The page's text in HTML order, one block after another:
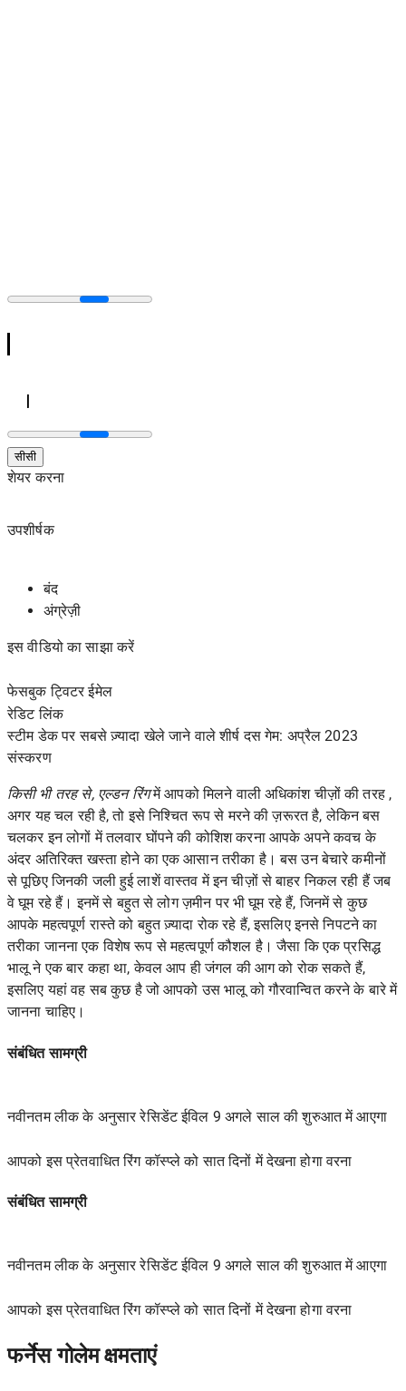
सीसी
शेयर करना
उपशीर्षक
बंद
अंग्रेज़ी
इस वीडियो का साझा करें
फेसबुक ट्विटर ईमेल
रेडिटलिंक
स्टीम डेक पर सबसे ज़्यादा खेले जाने वाले शीर्ष दस गेम: अप्रैल 2023
संस्करण
किसी भी तरह से, एल्डन रिंगमें आपको मिलने वाली अधिकांश चीज़ों की तरह ,
अगर यह चल रही है, तो इसे निश्चित रूप से मरने की ज़रूरत है, लेकिन बस
चलकर इन लोगों में तलवार घोंपने की कोशिश करना आपके अपने कवच के
अंदर अतिरिक्त खस्ता होने का एक आसान तरीका है। बस उन बेचारे कमीनों
से पूछिए जिनकी जली हुई लाशें वास्तव में इन चीज़ों से बाहर निकल रही हैं जब
वे घूम रहे हैं। इनमें से बहुत से लोग ज़मीन पर भी घूम रहे हैं, जिनमें से कुछ
आपके महत्वपूर्ण रास्ते को बहुत ज़्यादा रोक रहे हैं, इसलिए इनसे निपटने का
तरीका जानना एक विशेष रूप से महत्वपूर्ण कौशल है। जैसा कि एक प्रसिद्ध
भालू ने एक बार कहा था, केवल आप ही जंगल की आग को रोक सकते हैं,
इसलिए यहां वह सब कुछ है जो आपको उस भालू को गौरवान्वित करने के बारे में
जानना चाहिए।
संबंधित सामग्री
नवीनतम लीक के अनुसार रेसिडेंट ईविल 9 अगले साल की शुरुआत में आएगा
आपको इस प्रेतवाधित रिंग कॉस्प्ले को सात दिनों में देखना होगा वरना
संबंधित सामग्री
नवीनतम लीक के अनुसार रेसिडेंट ईविल 9 अगले साल की शुरुआत में आएगा
आपको इस प्रेतवाधित रिंग कॉस्प्ले को सात दिनों में देखना होगा वरना
फर्नेस गोलेम क्षमताएं